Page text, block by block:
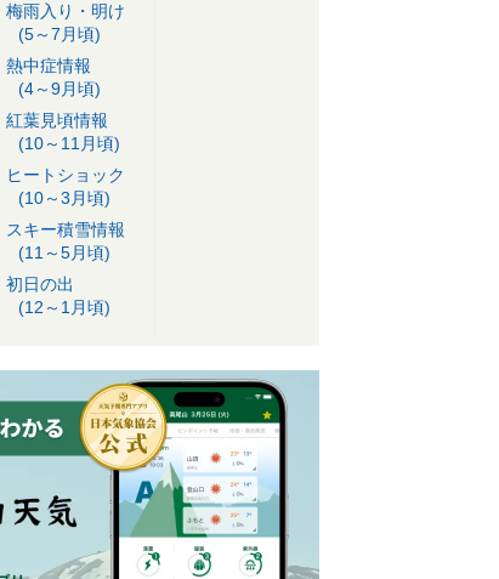
梅雨入り・明け
(5～7月頃)
熱中症情報
(4～9月頃)
紅葉見頃情報
(10～11月頃)
ヒートショック
(10～3月頃)
スキー積雪情報
(11～5月頃)
初日の出
(12～1月頃)